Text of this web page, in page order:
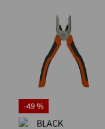
-49 %